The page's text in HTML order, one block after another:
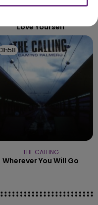
Love Yourself
3h58
3h58
THE CALLING
Wherever You Will Go